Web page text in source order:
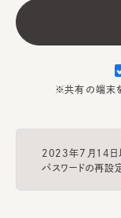
※共有の端末
2023年7月14日
パスワードの再設